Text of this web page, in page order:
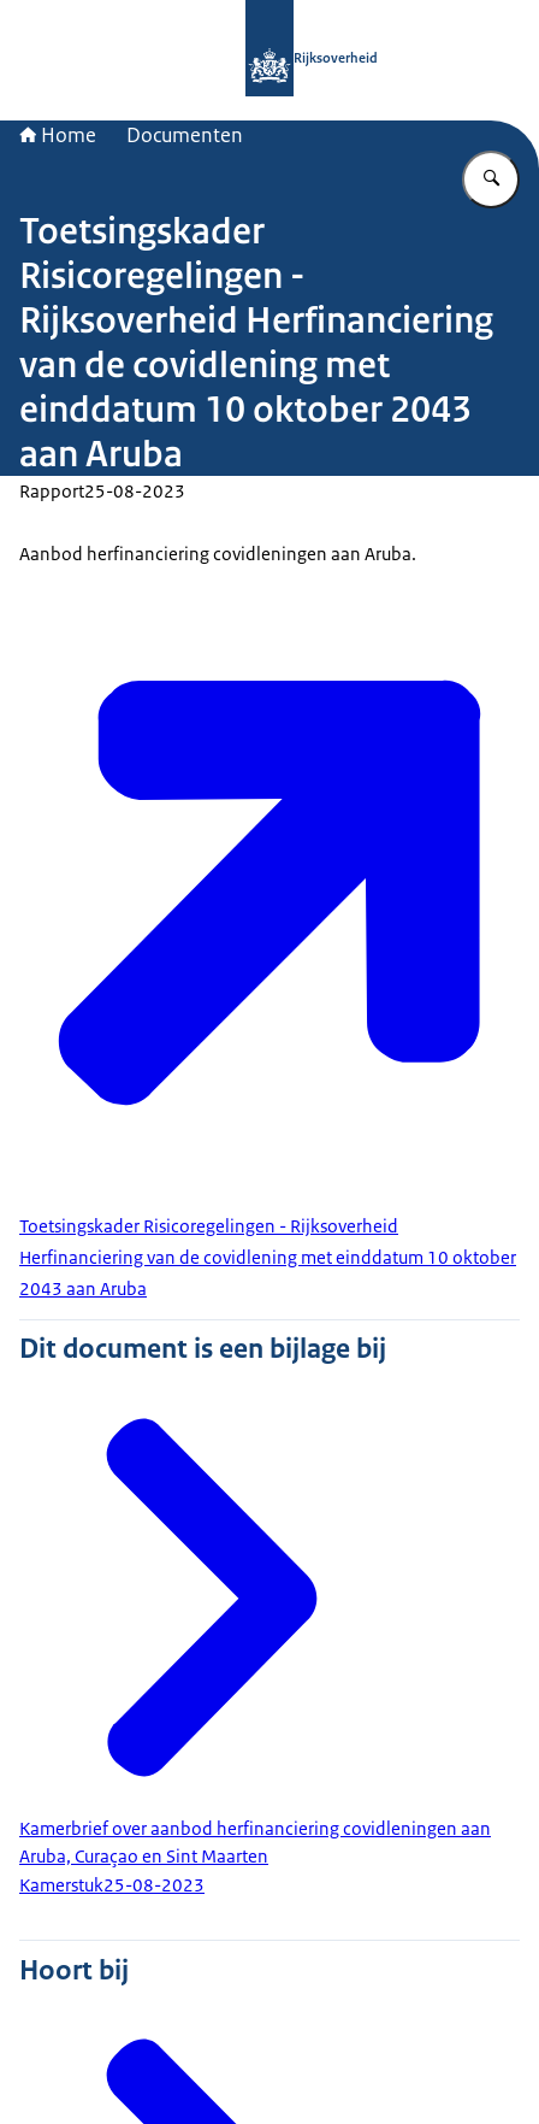
Rijksoverheid
Home Documenten
Toetsingskader
Risicoregelingen -
Rijksoverheid Herfinanciering
van de covidlening met
einddatum 10 oktober 2043
aan Aruba
Rapport25-08-2023
Aanbod herfinanciering covidleningen aan Aruba.
Toetsingskader Risicoregelingen - Rijksoverheid
Herfinanciering van de covidlening met einddatum 10 oktober
2043 aan Aruba
Dit document is een bijlage bij
Kamerbrief over aanbod herfinanciering covidleningen aan
Aruba, Curaçao en Sint Maarten
Kamerstuk25-08-2023
Hoort bij